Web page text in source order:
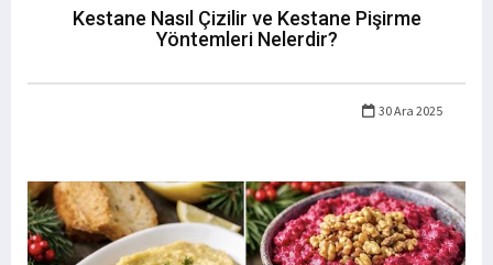
Kestane Nasıl Çizilir ve Kestane Pişirme
Yöntemleri Nelerdir?
30 Ara 2025